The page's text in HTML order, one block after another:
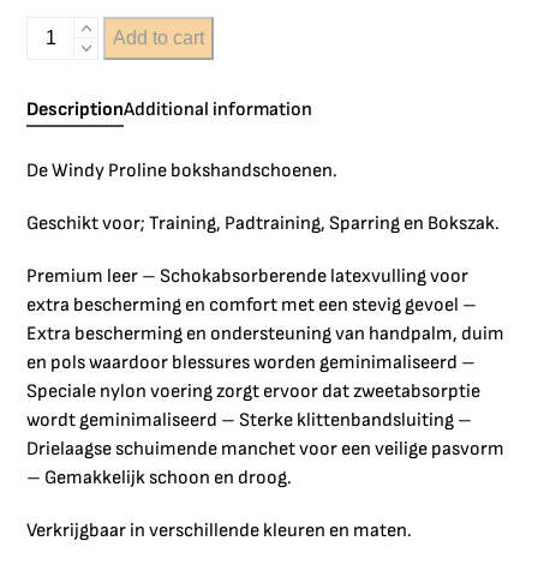
Add to cart
DescriptionAdditional information
De Windy Proline bokshandschoenen.
Geschikt voor; Training, Padtraining, Sparring en Bokszak.
Premium leer – Schokabsorberende latexvulling voor
extra bescherming en comfort met een stevig gevoel –
Extra bescherming en ondersteuning van handpalm, duim
en pols waardoor blessures worden geminimaliseerd –
Speciale nylon voering zorgt ervoor dat zweetabsorptie
wordt geminimaliseerd – Sterke klittenbandsluiting –
Drielaagse schuimende manchet voor een veilige pasvorm
– Gemakkelijk schoon en droog.
Verkrijgbaar in verschillende kleuren en maten.